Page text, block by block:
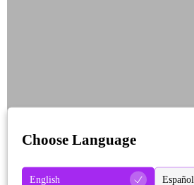
Choose Language
English Español